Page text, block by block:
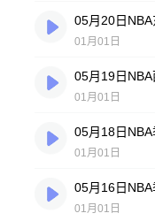
01月01日
01月01日
01月01日
01月01日